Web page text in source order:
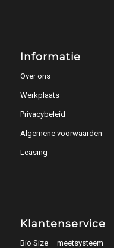
Informatie
Over ons
Werkplaats
Privacybeleid
Algemene voorwaarden
Leasing
Klantenservice
Bio Size – meetsysteem